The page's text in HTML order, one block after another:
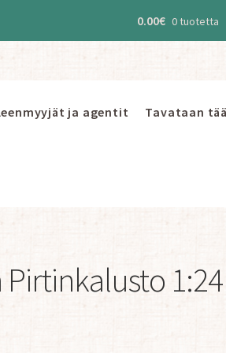
0.00€ 0 tuotetta
ja agentit Tavataan
1:24